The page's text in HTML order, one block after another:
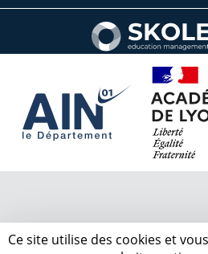
Ce site utilise des cookies et